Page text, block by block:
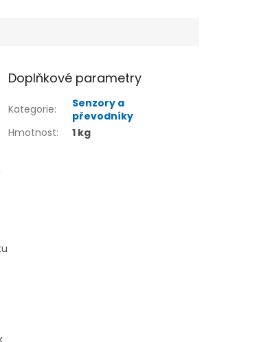
Doplňkové parametry
Kategorie:
Senzory a
převodníky
Hmotnost: 1 kg